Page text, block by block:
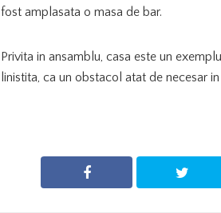
fost amplasata o masa de bar.
Privita in ansamblu, casa este un
linistita, ca un obstacol atat de necesar